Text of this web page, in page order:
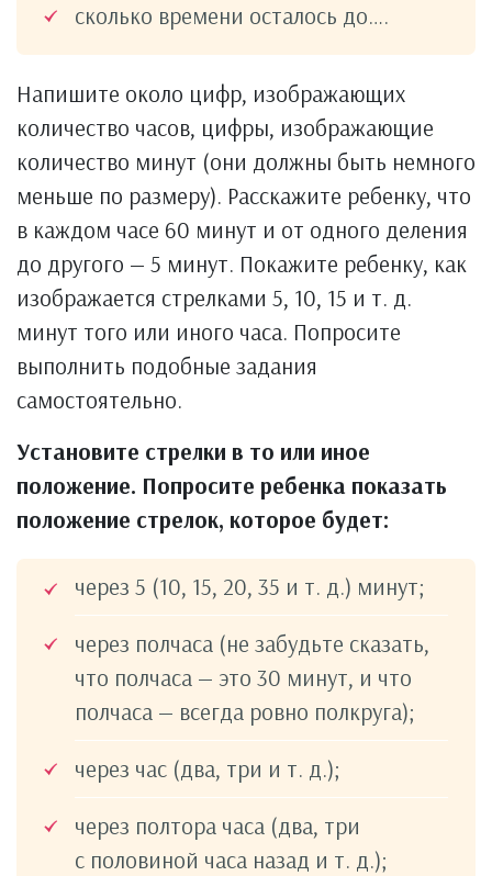
сколько времени осталось до….
Напишите около цифр, изображающих
количество часов, цифры, изображающие
количество минут (они должны быть немного
меньше по размеру). Расскажите ребенку, что
в каждом часе 60 минут и от одного деления
до другого — 5 минут. Покажите ребенку, как
изображается стрелками 5, 10, 15 и т. д.
минут того или иного часа. Попросите
выполнить подобные задания
самостоятельно.
Установите стрелки в то или иное
положение. Попросите ребенка показать
положение стрелок, которое будет:
через 5 (10, 15, 20, 35 и т. д.) минут;
через полчаса (не забудьте сказать,
что полчаса — это 30 минут, и что
полчаса — всегда ровно полкруга);
через час (два, три и т. д.);
через полтора часа (два, три
с половиной часа назад и т. д.);